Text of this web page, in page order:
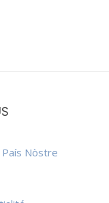
Nòstre